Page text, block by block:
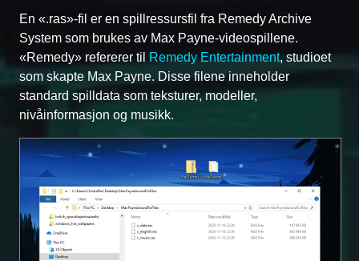
En «.ras»-fil er en spillressursfil fra Remedy Archive
System som brukes av Max Payne-videospillene.
«Remedy» refererer til
Remedy Entertainment, studioet
som skapte Max Payne. Disse filene inneholder
standard spilldata som teksturer, modeller,
nivåinformasjon og musikk.